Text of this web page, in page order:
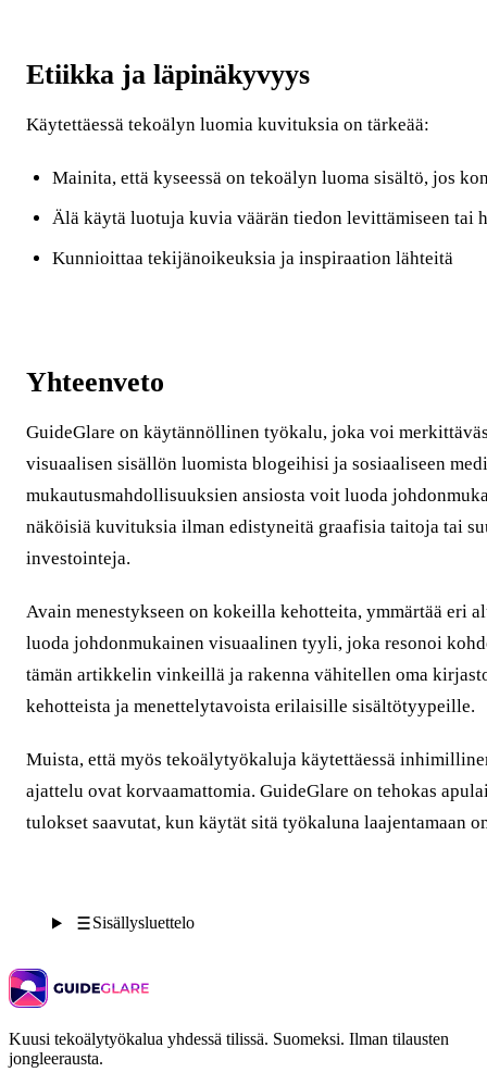
Etiikka ja läpinäkyvyys
Käytettäessä tekoälyn luomia kuvituksia on tärkeää:
Mainita, että kyseessä on tekoälyn luoma sisältö, jos
Älä käytä luotuja kuvia väärän tiedon levittämiseen tai
Kunnioittaa tekijänoikeuksia ja inspiraation lähteitä
Yhteenveto
GuideGlare on käytännöllinen työkalu, joka voi
visuaalisen sisällön luomista blogeihisi ja sosiaaliseen
mukautusmahdollisuuksien ansiosta voit luoda
näköisiä kuvituksia ilman edistyneitä graafisia taitoja tai
investointeja.
Avain menestykseen on kokeilla kehotteita, ymmärtää eri
luoda johdonmukainen visuaalinen tyyli, joka resonoi
tämän artikkelin vinkeillä ja rakenna vähitellen oma
kehotteista ja menettelytavoista erilaisille sisältötyypeille.
Muista, että myös tekoälytyökaluja käytettäessä
ajattelu ovat korvaamattomia. GuideGlare on tehokas
tulokset saavutat, kun käytät sitä työkaluna laajentamaan
Sisällysluettelo
Kuusi tekoälytyökalua yhdessä tilissä. Suomeksi. Ilman tilausten
jongleerausta.